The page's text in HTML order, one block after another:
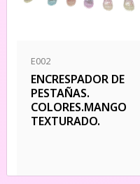
E002
ENCRESPADOR DE
PESTAÑAS.
COLORES.MANGO
TEXTURADO.